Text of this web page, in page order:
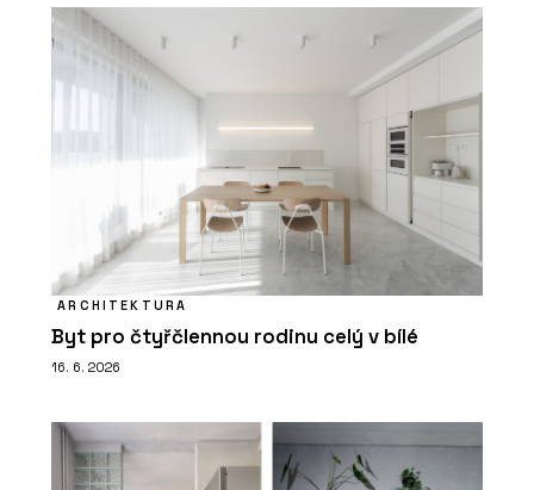
ARCHITEKTURA
Byt pro čtyřčlennou rodinu celý v bílé
16. 6. 2026